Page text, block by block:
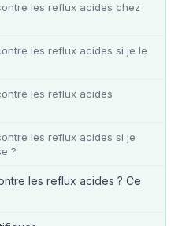
les reflux acides chez
les reflux acides si je le
les reflux acides
les reflux acides si je
?
les reflux acides ? Ce